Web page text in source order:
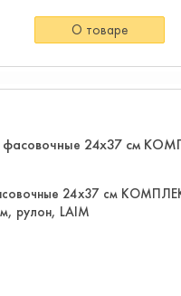
О товаре
24х37 см
рулон, LAIM